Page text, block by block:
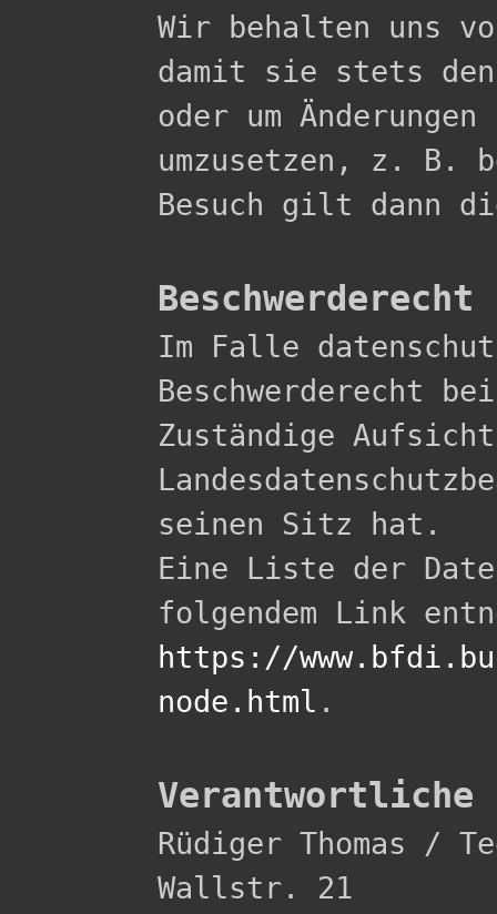
Wir behalten uns
damit sie stets
oder um
umzusetzen, z. B.
Besuch gilt dann
Im Falle
Beschwerderecht
Zuständige
seinen Sitz hat.
Eine Liste der
https://
node.html .
Rüdiger Thomas /
Wallstr. 21